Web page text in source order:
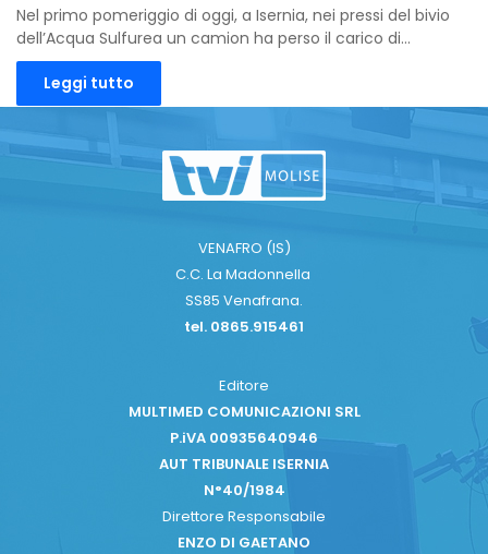
Nel primo pomeriggio di oggi, a Isernia, nei pressi del bivio
dell’Acqua Sulfurea un camion ha perso il carico di…
Leggi tutto
VENAFRO (IS)
C.C. La Madonnella
SS85 Venafrana.
tel. 0865.915461
Editore
MULTIMED COMUNICAZIONI SRL
P.iVA 00935640946
AUT TRIBUNALE ISERNIA
N°40/1984
Direttore Responsabile
ENZO DI GAETANO